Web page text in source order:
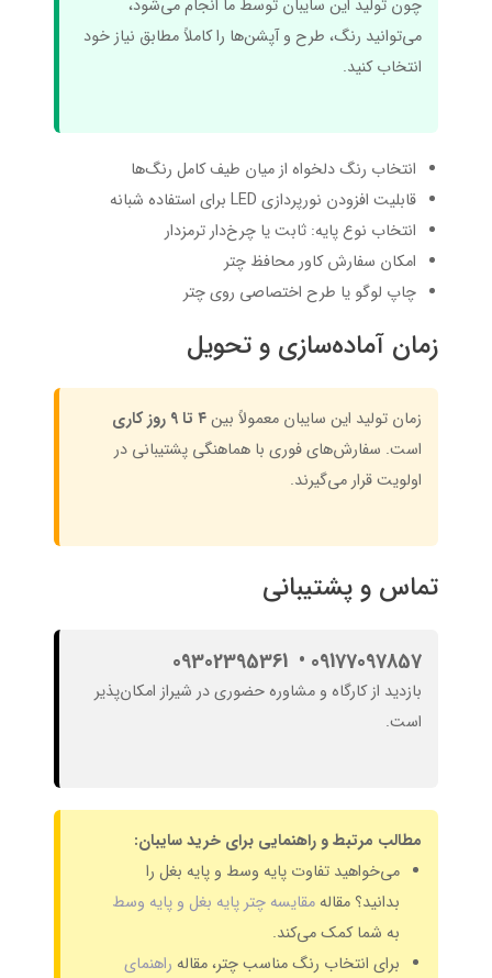
چون تولید این سایبان توسط ما انجام می‌شود،
می‌توانید رنگ، طرح و آپشن‌ها را کاملاً مطابق نیاز خود
انتخاب کنید.
انتخاب رنگ دلخواه از میان طیف کامل رنگ‌ها
قابلیت افزودن نورپردازی LED برای استفاده شبانه
انتخاب نوع پایه: ثابت یا چرخ‌دار ترمزدار
امکان سفارش کاور محافظ چتر
چاپ لوگو یا طرح اختصاصی روی چتر
زمان آماده‌سازی و تحویل
زمان تولید این سایبان معمولاً بین۴ تا ۹ روز کاری
است. سفارش‌های فوری با هماهنگی پشتیبانی در
اولویت قرار می‌گیرند.
تماس و پشتیبانی
09177097857 • 09302395361
بازدید از کارگاه و مشاوره حضوری در شیراز امکان‌پذیر
است.
مطالب مرتبط و راهنمایی برای خرید سایبان:
می‌خواهید تفاوت پایه وسط و پایه بغل را
بدانید؟ مقاله مقایسه چتر پایه بغل و پایه وسط
به شما کمک می‌کند.
برای انتخاب رنگ مناسب چتر، مقاله راهنمای